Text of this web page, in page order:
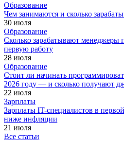
Образование
Чем занимаются и сколько
30 июля
Образование
Сколько зарабатывают менеджеры
первую работу
28 июля
Образование
Стоит ли начинать
2026 году — и сколько получают
22 июля
Зарплаты
Зарплаты IT-специалистов в
ниже инфляции
21 июля
Все статьи